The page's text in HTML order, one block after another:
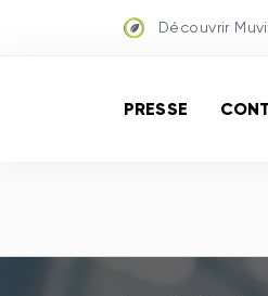
Découvrir
PRESSE